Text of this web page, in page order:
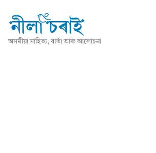
অসমীয়া সাহিত্য, বাৰ্তা আৰু আলোচনা